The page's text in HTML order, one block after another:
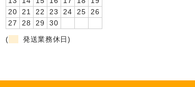
20
21 22 23 24 25
26
27
28 29
30
(
発送業務休日)